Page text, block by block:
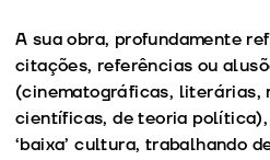
A sua obra, profundamente
citações, referências ou
(cinematográficas, literárias,
científicas, de teoria política),
‘baixa’ cultura, trabalhando